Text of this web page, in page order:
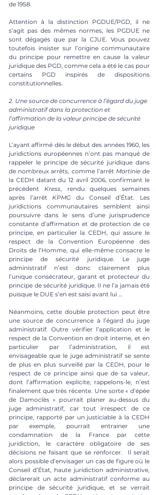
de 1958.
Attention à la distinction PGDUE/PGD, il ne
s’agit pas des mêmes normes, les PGDUE ne
sont dégagés que par la CJUE. Vous pouvez
toutefois insister sur l’origine communautaire
du principe pour remettre en cause la valeur
juridique des PGD, comme cela a été le cas pour
certains PGD inspirés de dispositions
constitutionnelles.
2. Une source de concurrence à l’égard du juge
administratif dans la protection et
l’affirmation de la valeur principe de sécurité
juridique
L’ayant affirmé dès le début des années 1960, les
juridictions européennes n’ont pas manqué de
rappeler le principe de sécurité juridique dans
de nombreux arrêts, comme l’arrêt Martinie de
la CEDH datant du 12 avril 2006, confirmant le
précédent Kress, rendu quelques semaines
après l’arrêt KPMG du Conseil d’État. Les
juridictions communautaires semblent ainsi
poursuivre dans le sens d’une jurisprudence
constante d’affirmation et de protection de ce
principe, en particulier la CEDH, qui assure le
respect de la Convention Européenne des
Droits de l’Homme, qui elle-même consacre le
principe de sécurité juridique. Le juge
administratif n’est donc clairement plus
l’unique consécrateur, garant et protecteur du
principe de sécurité juridique. Il ne l’a jamais été
puisque le DUE s’en est saisi avant lui …
Néanmoins, cette double protection peut être
une source de concurrence à l’égard du juge
administratif. Outre vérifier l’application et le
respect de la Convention en droit interne, et en
particulier par l’administration, il est
envisageable que le juge administratif se sente
de plus en plus surveillé par la CEDH, pour le
respect de ce principe ainsi que de sa valeur,
dont l’affirmation explicite, rappelons-le, n’est
finalement que très récente. Une sorte « d’épée
de Damoclès » pourrait planer au-dessus du
juge administratif, car tout irrespect de ce
principe, rapporté par un justiciable à la CEDH
par exemple, pourrait entrainer une
condamnation de la France par cette
juridiction, le caractère obligatoire de ses
décisions ne faisant que se renforcer.  Il serait
alors possible d’envisager un cas de figure où le
Conseil d’État, haute juridiction administrative,
déclarerait un acte administratif conforme au
principe de sécurité juridique, et se verrait